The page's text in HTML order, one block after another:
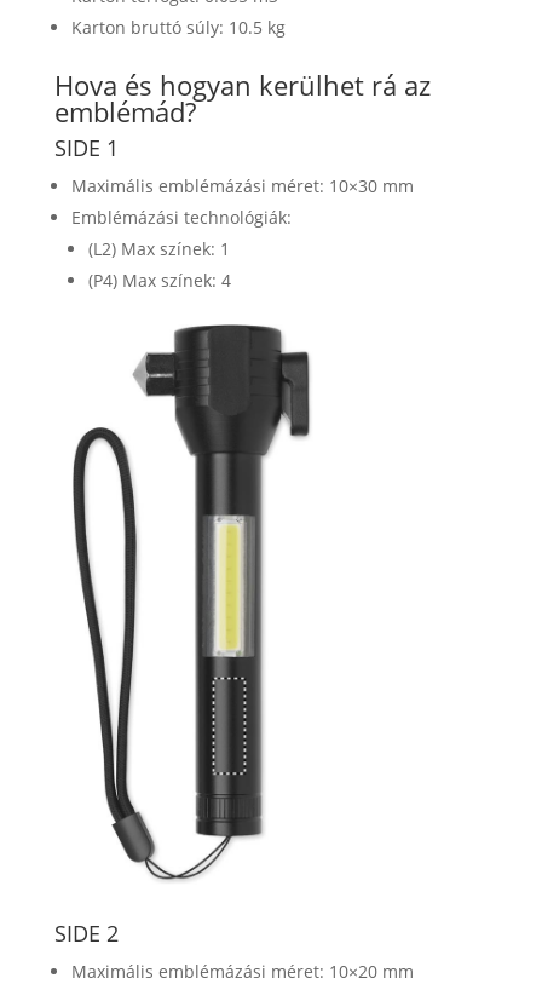
Karton bruttó súly: 10.5 kg
Hova és hogyan kerülhet rá az
emblémád?
SIDE 1
Maximális emblémázási méret: 10×30 mm
Emblémázási technológiák:
(L2) Max színek: 1
(P4) Max színek: 4
SIDE 2
Maximális emblémázási méret: 10×20 mm